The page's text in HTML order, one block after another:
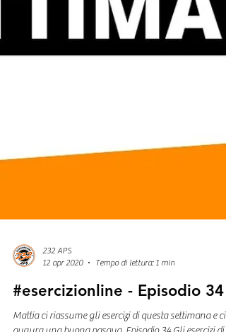
12 apr 2020
Tempo di lettura: 1 min
#esercizionline - Episodio 34